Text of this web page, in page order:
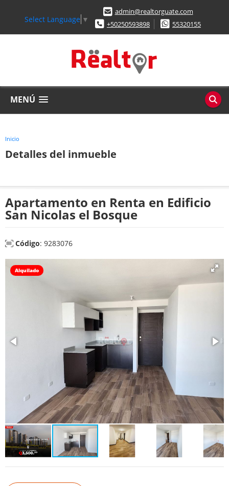
Select Language ▼
admin@realtorguate.com
+50250593898
55320155
MENÚ
Inicio
Detalles del inmueble
Apartamento en Renta en Edificio
San Nicolas el Bosque
Código: 9283076
Alquilado